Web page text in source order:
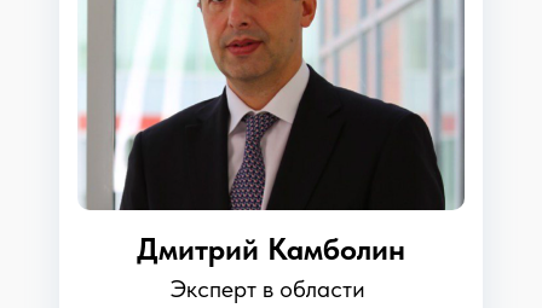
Дмитрий Камболин
Эксперт в области